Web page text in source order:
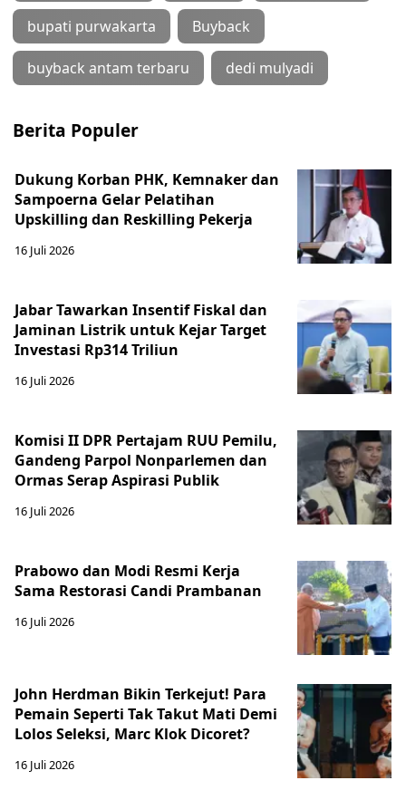
bupati purwakarta Buyback
buyback antam terbaru dedi mulyadi
Berita Populer
Dukung Korban PHK, Kemnaker dan
Sampoerna Gelar Pelatihan
Upskilling dan Reskilling Pekerja
16 Juli 2026
Jabar Tawarkan Insentif Fiskal dan
Jaminan Listrik untuk Kejar Target
Investasi Rp314 Triliun
16 Juli 2026
Komisi II DPR Pertajam RUU Pemilu,
Gandeng Parpol Nonparlemen dan
Ormas Serap Aspirasi Publik
16 Juli 2026
Prabowo dan Modi Resmi Kerja
Sama Restorasi Candi Prambanan
16 Juli 2026
John Herdman Bikin Terkejut! Para
Pemain Seperti Tak Takut Mati Demi
Lolos Seleksi, Marc Klok Dicoret?
16 Juli 2026